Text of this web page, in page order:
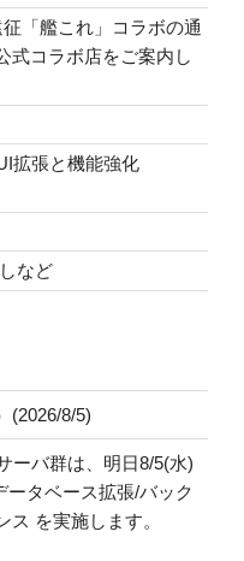
「艦これ」コラボの通
式コラボ店をご案内し
拡張と機能強化
など
(2026/8/5)
ーバ群は、明日8/5(水)
ータベース拡張/バック
を実施します。